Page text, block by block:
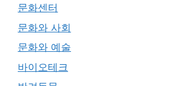
문화센터
문화와 사회
문화와 예술
바이오테크